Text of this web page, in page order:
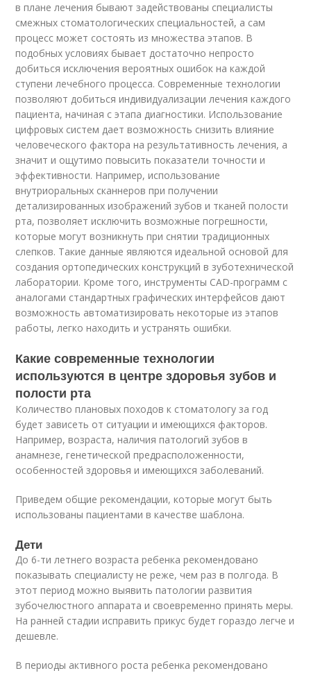
в плане лечения бывают задействованы специалисты
смежных стоматологических специальностей, а сам
процесс может состоять из множества этапов. В
подобных условиях бывает достаточно непросто
добиться исключения вероятных ошибок на каждой
ступени лечебного процесса. Современные технологии
позволяют добиться индивидуализации лечения каждого
пациента, начиная с этапа диагностики. Использование
цифровых систем дает возможность снизить влияние
человеческого фактора на результативность лечения, а
значит и ощутимо повысить показатели точности и
эффективности. Например, использование
внутриоральных сканнеров при получении
детализированных изображений зубов и тканей полости
рта, позволяет исключить возможные погрешности,
которые могут возникнуть при снятии традиционных
слепков. Такие данные являются идеальной основой для
создания ортопедических конструкций в зуботехнической
лаборатории. Кроме того, инструменты CAD-программ с
аналогами стандартных графических интерфейсов дают
возможность автоматизировать некоторые из этапов
работы, легко находить и устранять ошибки.
Какие современные технологии
используются в центре здоровья зубов и
полости рта
Количество плановых походов к стоматологу за год
будет зависеть от ситуации и имеющихся факторов.
Например, возраста, наличия патологий зубов в
анамнезе, генетической предрасположенности,
особенностей здоровья и имеющихся заболеваний.
Приведем общие рекомендации, которые могут быть
использованы пациентами в качестве шаблона.
Дети
До 6-ти летнего возраста ребенка рекомендовано
показывать специалисту не реже, чем раз в полгода. В
этот период можно выявить патологии развития
зубочелюстного аппарата и своевременно принять меры.
На ранней стадии исправить прикус будет гораздо легче и
дешевле.
В периоды активного роста ребенка рекомендовано